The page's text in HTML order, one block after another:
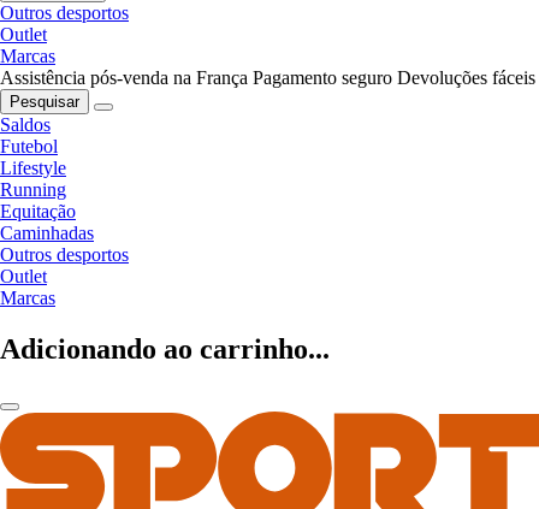
Outros desportos
Outlet
Marcas
Assistência pós-venda na França Pagamento seguro Devoluções fáceis
Pesquisar
Saldos
Futebol
Lifestyle
Running
Equitação
Caminhadas
Outros desportos
Outlet
Marcas
Adicionando ao carrinho...